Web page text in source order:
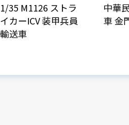
1/35 M1126 ストラ
イカーICV 装甲兵員
輸送車
中華
車 金